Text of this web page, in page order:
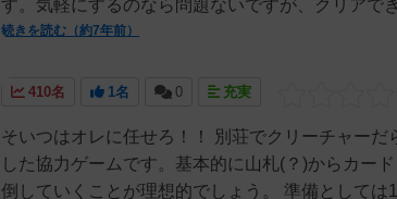
す。気軽にするのなら問題ないですが、クリアで
続きを読む（約7年前）
410名 1名 0 充実
そいつはオレに任せろ！！ 別荘でクリーチャー
した協力ゲームです。基本的に山札(？)からカー
倒していくことが理想的でしょう。 準備としては